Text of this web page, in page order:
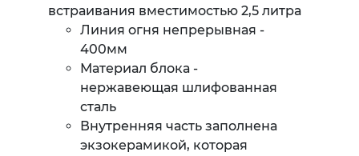
встраивания вместимостью 2,5 литра
Линия огня непрерывная -
400мм
​Материал блока -
нержавеющая шлифованная
сталь
Внутренняя часть заполнена
экзокерамикой, которая